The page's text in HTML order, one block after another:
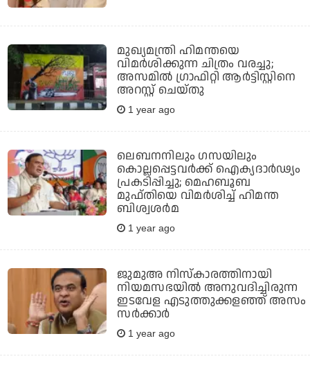
മുഖ്യമന്ത്രി ഹിമന്തയെ
വിമർശിക്കുന്ന ചിത്രം വരച്ചു;
അസമിൽ ഗ്രാഫിറ്റി ആർട്ടിസ്റ്റിനെ
അറസ്റ്റ് ചെയ്തു
1 year ago
ലെബനനിലും ഗസയിലും
കൊല്ലപ്പെട്ടവര്‍ക്ക് ഐക്യദാര്‍ഢ്യം
പ്രകടിപ്പിച്ചു; മെഹബൂബ
മുഫ്തിയെ വിമര്‍ശിച്ച് ഹിമന്ത
ബിശ്വശര്‍മ
1 year ago
ജുമുഅ നിസ്‌കാരത്തിനായി
നിയമസഭയില്‍ അനുവദിച്ചിരുന്ന
ഇടവേള എടുത്തുക്കളഞ്ഞ് അസം
സര്‍ക്കാര്‍
1 year ago